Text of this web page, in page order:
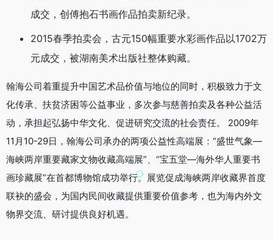
成交，创傅抱石书画作品拍卖新纪录。
2015春季拍卖会，古元150幅重要水彩画作品以1702万
元成交，被湖南美术出版社整体购藏。
翰海公司着重提升中国艺术品价值与地位的同时，积极致力于文
化传承、扶贫济困等公益事业，多次参与慈善拍卖及各种公益活
动，承担起弘扬中华文化、促进研究交流的社会责任。 2009年
11月10-29日，翰海公司承办的两项公益性高端展：“盛世气象—
海峡两岸重要藏家文物收藏高端展”、“宝五堂—海外华人重要书
画珍藏展”在首都博物馆成功举行。展览促成海峡两岸收藏界首度
联袂的盛会，为国内民间收藏提供重要价值参考，也为海内外文
物界交流、研讨提供良好机遇。